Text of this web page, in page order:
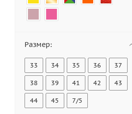
Размер:
33 34 35 36 37
38 39 41 42 43
44 45 7/5